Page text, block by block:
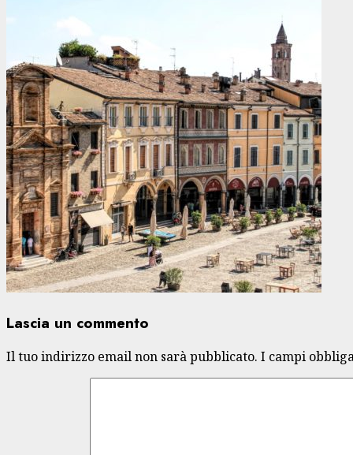
Lascia un commento
Il tuo indirizzo email non sarà pubblicato. I campi